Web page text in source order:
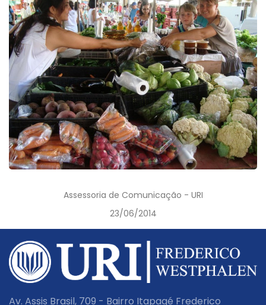
Assessoria de Comunicação - URI
23/06/2014
Av. Assis Brasil, 709 - Bairro Itapagé Frederico